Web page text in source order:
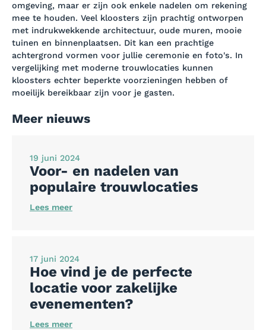
omgeving, maar er zijn ook enkele nadelen om rekening
mee te houden. Veel kloosters zijn prachtig ontworpen
met indrukwekkende architectuur, oude muren, mooie
tuinen en binnenplaatsen. Dit kan een prachtige
achtergrond vormen voor jullie ceremonie en foto's. In
vergelijking met moderne trouwlocaties kunnen
kloosters echter beperkte voorzieningen hebben of
moeilijk bereikbaar zijn voor je gasten.
Meer nieuws
19 juni 2024
Voor- en nadelen van
populaire trouwlocaties
Lees meer
17 juni 2024
Hoe vind je de perfecte
locatie voor zakelijke
evenementen?
Lees meer